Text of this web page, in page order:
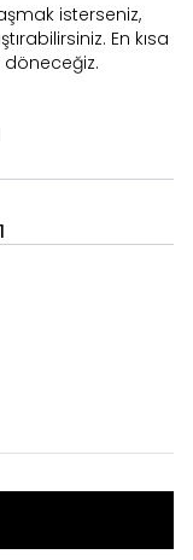
isterseniz,
En kısa